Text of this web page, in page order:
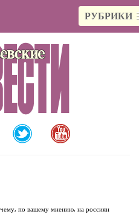
РУБРИКИ
по вашему мнению, на россиян